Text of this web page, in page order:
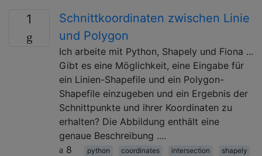
1
Schnittkoordinaten zwischen Linie
und Polygon
Ich arbeite mit Python, Shapely und Fiona ...
Gibt es eine Möglichkeit, eine Eingabe für
ein Linien-Shapefile und ein Polygon-
Shapefile einzugeben und ein Ergebnis der
Schnittpunkte und ihrer Koordinaten zu
erhalten? Die Abbildung enthält eine
genaue Beschreibung ....
8
python coordinates intersection
shapely